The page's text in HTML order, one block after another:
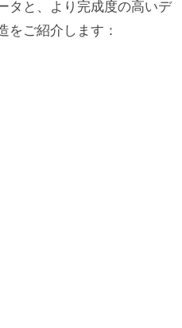
タと、より完成度の高いデ
をご紹介します：